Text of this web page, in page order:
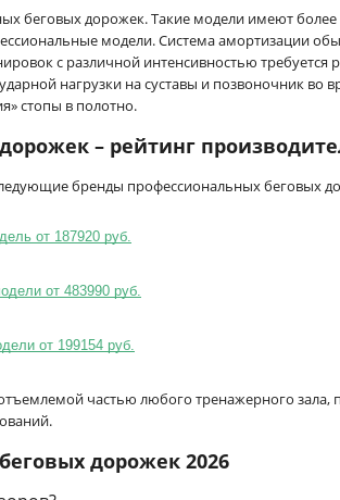
беговых дорожек. Такие модели имеют
модели. Система амортизации
с различной интенсивностью требуется
нагрузки на суставы и позвоночник во
стопы в полотно.
– рейтинг
бренды профессиональных беговых
от 187920 руб.
от 483990 руб.
от 199154 руб.
частью любого тренажерного зала,
дорожек 2026